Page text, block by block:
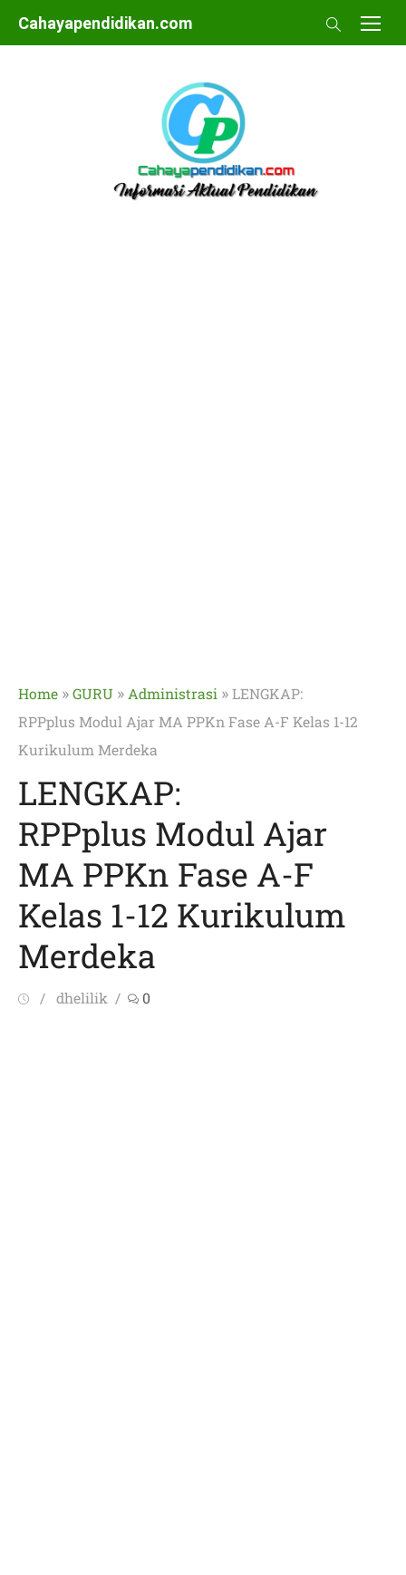
Skip
to
Cahayapendidikan.com
Home »GURU » Administrasi »LENGKAP:
RPPplus Modul Ajar MA PPKn Fase A-F Kelas 1-12
Kurikulum Merdeka
LENGKAP:
RPPplus Modul Ajar
MA PPKn Fase A-F
Kelas 1-12 Kurikulum
Merdeka
PostedAuthor
dhelilik 0